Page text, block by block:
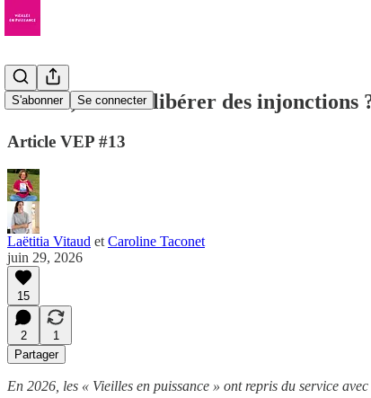
S'abonner Se connecter
Vieillir, c’est se libérer des injonctions
Article VEP #13
Laëtitia Vitaud et Caroline Taconet
juin 29, 2026
15
2
1
Partager
En 2026, les « Vieilles en puissance » ont repris du service